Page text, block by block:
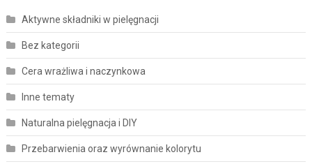
Aktywne składniki w pielęgnacji
Bez kategorii
Cera wrażliwa i naczynkowa
Inne tematy
Naturalna pielęgnacja i DIY
Przebarwienia oraz wyrównanie kolorytu